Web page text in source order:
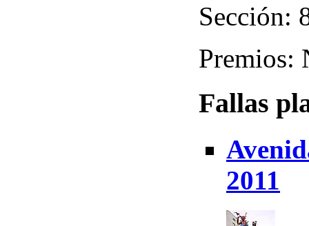
Sección:
Premios:
Fallas
2011